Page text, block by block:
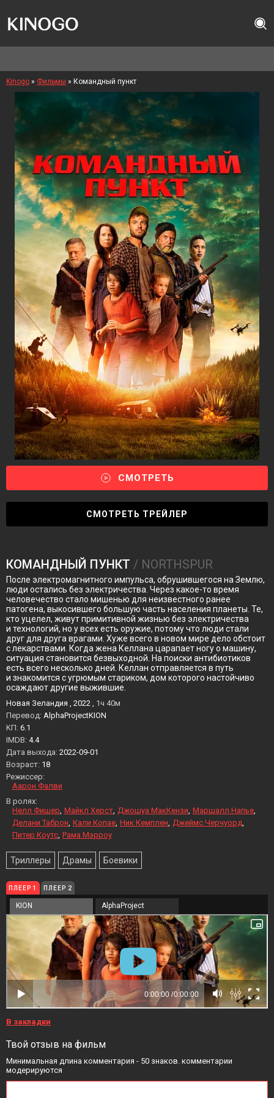
Kinogo » Фильмы » Командный пункт
СМОТРЕТЬ
СМОТРЕТЬ ТРЕЙЛЕР
КОМАНДНЫЙ ПУНКТ / NORTHSPUR
После электромагнитного импульса, обрушившегося на Землю,
люди остались без электричества. Через какое-то время
человечество стало мишенью для неизвестного ранее
патогена, выкосившего большую часть населения планеты. Те,
кто уцелел, живут примитивной жизнью без электричества
и технологий, но у всех есть оружие, потому что люди стали
друг для друга врагами. Хуже всего в новом мире дело обстоит
с лекарствами. Когда жена Келлана царапает ногу о машину,
ситуация становится безвыходной. На поиски антибиотиков
есть всего несколько дней. Келлан отправляется в путь
и знакомится с угрюмым стариком, дом которого настойчиво
осаждают другие выжившие.
Новая Зеландия , 2022 , 1ч 40м
Перевод: AlphaProjectKION
KП: 6.1
IMDB: 4.4
Дата выхода: 2022-09-01
Возраст: 18
Режиссер:
Аарон Фалви
В ролях:
Нелл Фишер Майкл Херст Джошуа МакКензи Маршалл Напье
Делани Таброн Кали Копае Ник Кемплен Джеймс Черчуорд
Питер Коутс Рама Мэрроу
Триллеры Драмы Боевики
ПЛЕЕР 1 ПЛЕЕР 2
KION AlphaProject
В закладки
Твой отзыв на фильм
Минимальная длина комментария - 50 знаков. комментарии
модерируются